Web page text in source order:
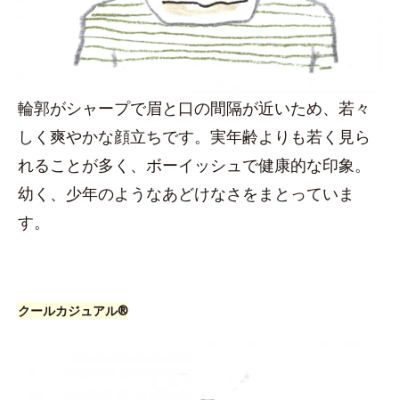
輪郭がシャープで眉と口の間隔が近いため、若々
しく爽やかな顔立ちです。実年齢よりも若く見ら
れることが多く、ボーイッシュで健康的な印象。
幼く、少年のようなあどけなさをまとっていま
す。
クールカジュアル®